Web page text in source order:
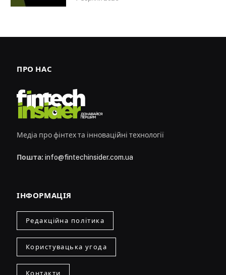
ПРО НАС
Медіа про фінтех та інноваційні технології
Пошта: info@fintechinsider.com.ua
ІНФОРМАЦІЯ
Редакційна політика
Користувацька угода
Контакти